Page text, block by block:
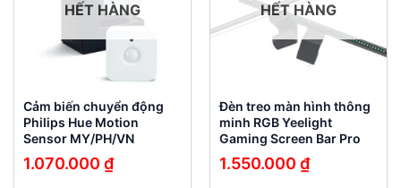
HẾT HÀNG
Cảm biến chuyển động
Philips Hue Motion
Sensor MY/PH/VN
1.070.000 ₫
HẾT HÀNG
Đèn treo màn hình thông
minh RGB Yeelight
Gaming Screen Bar Pro
1.550.000 ₫